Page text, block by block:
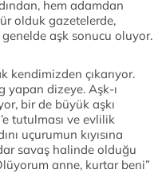
hem adamdan
olduk gazetelerde,
aşk sonucu oluyor.
kendimizden çıkarıyor.
yapan dizeye. Aşk-ı
bir de büyük aşkı
tutulması ve evlilik
uçurumun kıyısına
savaş halinde olduğu
anne, kurtar beni”